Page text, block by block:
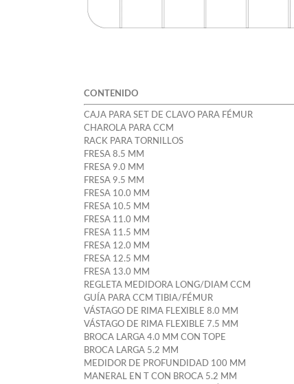
CONTENIDO
CAJA PARA SET DE CLAVO PARA FÉMUR
CHAROLA PARA CCM
RACK PARA TORNILLOS
FRESA 8.5 MM
FRESA 9.0 MM
FRESA 9.5 MM
FRESA 10.0 MM
FRESA 10.5 MM
FRESA 11.0 MM
FRESA 11.5 MM
FRESA 12.0 MM
FRESA 12.5 MM
FRESA 13.0 MM
REGLETA MEDIDORA LONG/DIAM CCM
GUÍA PARA CCM TIBIA/FÉMUR
VÁSTAGO DE RIMA FLEXIBLE 8.0 MM
VÁSTAGO DE RIMA FLEXIBLE 7.5 MM
BROCA LARGA 4.0 MM CON TOPE
BROCA LARGA 5.2 MM
MEDIDOR DE PROFUNDIDAD 100 MM
MANERAL EN T CON BROCA 5.2 MM